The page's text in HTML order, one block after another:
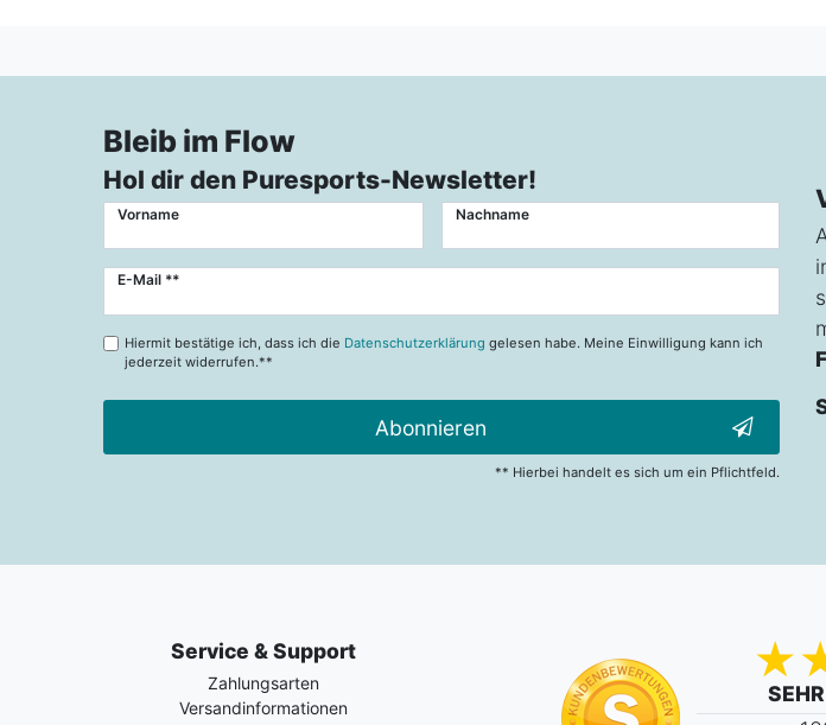
Bleib im Flow
Hol dir den Puresports-Newsletter!
Vorname Nachname
E-Mail **
Newsletter
Hiermit bestätige ich, dass ich die Datenschutzerklärung gelesen habe. Meine Einwilligung kann ich
jederzeit widerrufen.**
Abonnieren
** Hierbei handelt es sich um ein Pflichtfeld.
Service & Support
Zahlungsarten
Versandinformationen